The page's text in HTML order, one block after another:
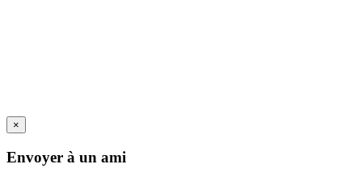
×
Envoyer à un ami